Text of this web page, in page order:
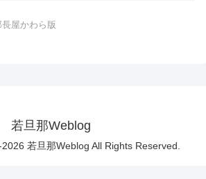
長屋かわら版
若旦那Weblog
若旦那Weblog All Rights Reserved.